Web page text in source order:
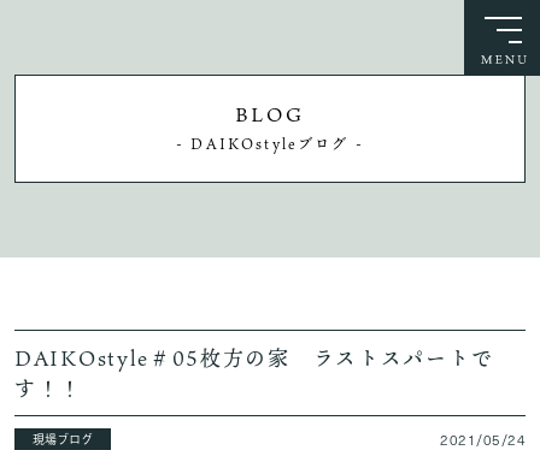
BLOG
- DAIKOstyleブログ -
DAIKOstyle＃05枚方の家 ラストスパートで
す！！
現場ブログ 2021/05/24